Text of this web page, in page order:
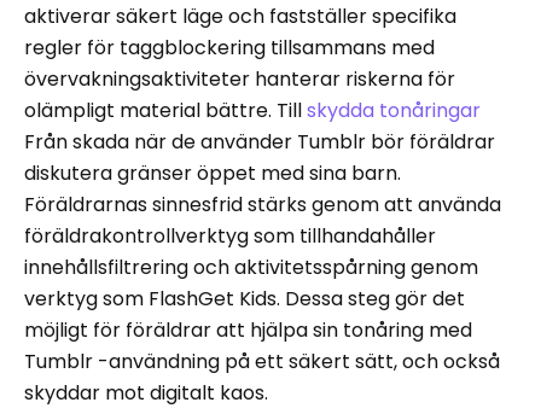
aktiverar säkert läge och fastställer specifika
regler för taggblockering tillsammans med
övervakningsaktiviteter hanterar riskerna för
olämpligt material bättre. Tillskydda tonåringar
Från skada när de använder Tumblr bör föräldrar
diskutera gränser öppet med sina barn.
Föräldrarnas sinnesfrid stärks genom att använda
föräldrakontrollverktyg som tillhandahåller
innehållsfiltrering och aktivitetsspårning genom
verktyg som FlashGet Kids. Dessa steg gör det
möjligt för föräldrar att hjälpa sin tonåring med
Tumblr -användning på ett säkert sätt, och också
skyddar mot digitalt kaos.